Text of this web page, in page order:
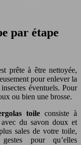
par étape
prête à être nettoyée,
pour enlever la
éventuels. Pour
ou bien une brosse.
toile consiste à
du savon doux et
sales de votre toile,
pour qu’elles